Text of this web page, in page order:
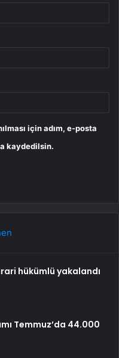
için adım, e-posta
kaydedilsin.
hükümlü yakalandı
Temmuz’da 44.000